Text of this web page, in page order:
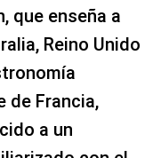
que enseña a
Reino Unido
de Francia,
a un